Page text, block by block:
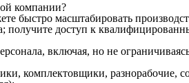
компании?
быстро масштабировать
получите доступ к
персонала, включая, но не
комплектовщики, разнорабочие,